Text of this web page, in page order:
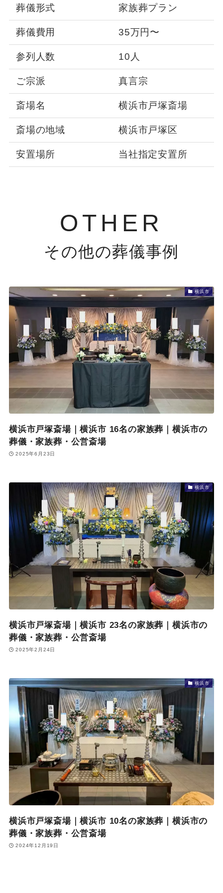
葬儀形式 家族葬プラン
葬儀費用 35万円〜
参列人数 10人
ご宗派 真言宗
斎場名 横浜市戸塚斎場
斎場の地域 横浜市戸塚区
安置場所 当社指定安置所
OTHER
その他の葬儀事例
横浜市
横浜市戸塚斎場｜横浜市 16名の家族葬｜横浜市の
葬儀・家族葬・公営斎場
2025年6月23日
横浜市
横浜市戸塚斎場｜横浜市 23名の家族葬｜横浜市の
葬儀・家族葬・公営斎場
2025年2月24日
横浜市
横浜市戸塚斎場｜横浜市 10名の家族葬｜横浜市の
葬儀・家族葬・公営斎場
2024年12月19日